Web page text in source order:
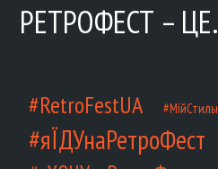
РЕТРОФЕСТ –
#RetroFestUA
#яЇДУнаРетроФест